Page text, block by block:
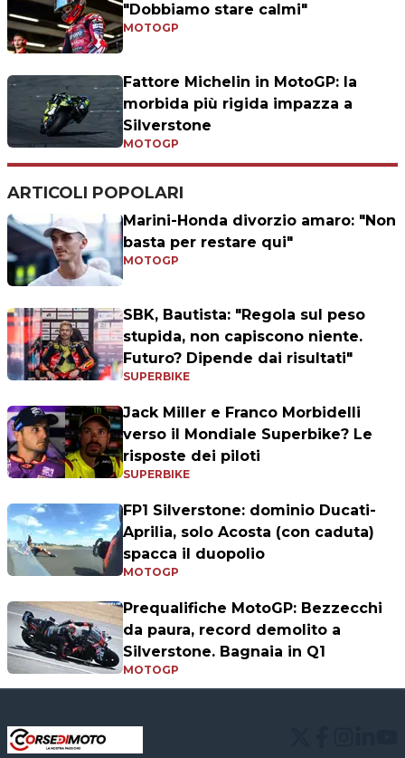
"Dobbiamo stare calmi"
MOTOGP
Fattore Michelin in MotoGP: la
morbida più rigida impazza a
Silverstone
MOTOGP
ARTICOLI POPOLARI
Marini-Honda divorzio amaro: "Non
basta per restare qui"
MOTOGP
SBK, Bautista: "Regola sul peso
stupida, non capiscono niente.
Futuro? Dipende dai risultati"
SUPERBIKE
Jack Miller e Franco Morbidelli
verso il Mondiale Superbike? Le
risposte dei piloti
SUPERBIKE
FP1 Silverstone: dominio Ducati-
Aprilia, solo Acosta (con caduta)
spacca il duopolio
MOTOGP
Prequalifiche MotoGP: Bezzecchi
da paura, record demolito a
Silverstone. Bagnaia in Q1
MOTOGP